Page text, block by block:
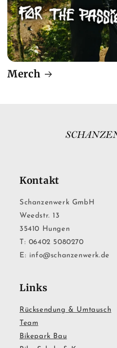
Merch
Kontakt
Schanzenwerk GmbH
Weedstr. 13
35410 Hungen
T: 06402 5080270
E: info@schanzenwerk.de
Links
Rücksendung & Umtausch
Team
Bikepark Bau